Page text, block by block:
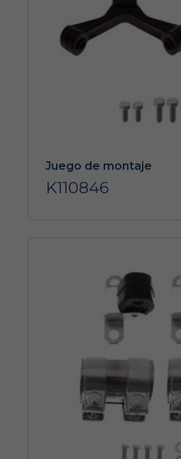
Juego de montaje
K110846